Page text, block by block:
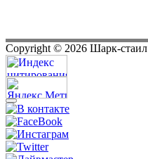
Copyright © 2026 Шарк-стаил